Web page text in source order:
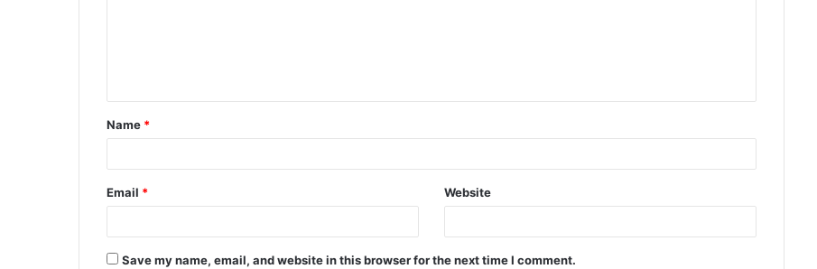
Name *
Email * Website
Save my name, email, and website in this browser for the next time I comment.